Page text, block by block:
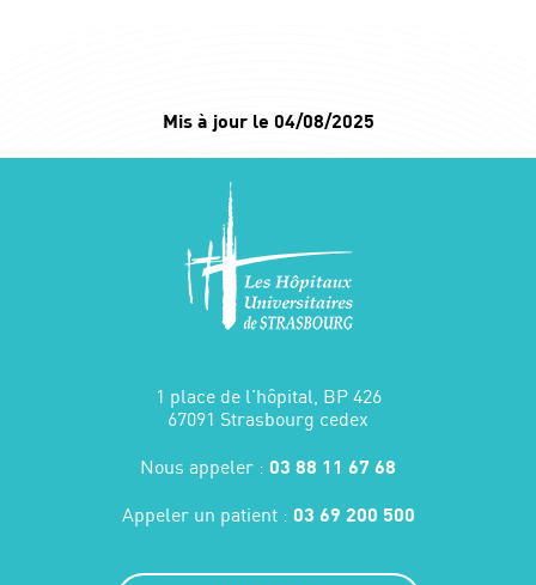
Mis à jour le 04/08/2025
1 place de l'hôpital, BP 426
67091 Strasbourg cedex
Nous appeler : 03 88 11 67 68
Appeler un patient : 03 69 200 500